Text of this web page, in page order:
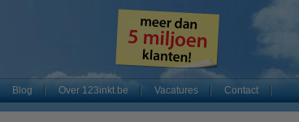
Blog Over 123inkt.be Vacatures Contact